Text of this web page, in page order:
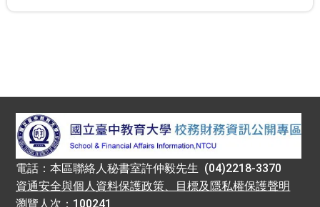
電話：本區聯絡人秘書室許仲毅先生 (04)2218-3370
資通安全與個人資料保護政策、目標及隱私權保護聲明
瀏覽人次：100241